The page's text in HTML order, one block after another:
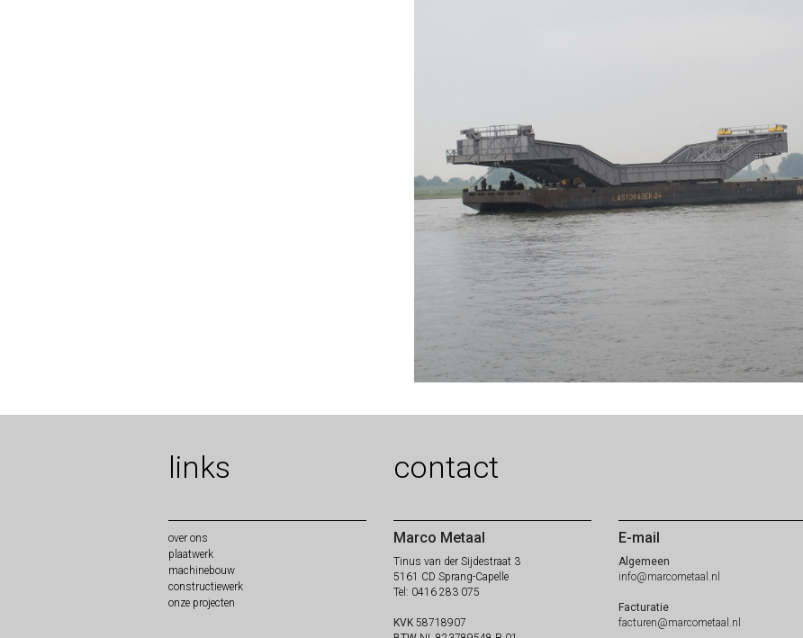
links contact
over ons
plaatwerk
machinebouw
constructiewerk
onze projecten
Marco Metaal
Tinus van der Sijdestraat 3
5161 CD Sprang-Capelle
Tel: 0416 283 075
KVK 58718907
E-mail
Algemeen
info@marcometaal.nl
Facturatie
facturen@marcometaal.nl